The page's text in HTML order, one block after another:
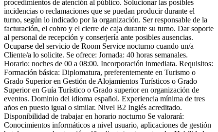
procedimientos de atención al público. Solucionar las posibles
incidencias o reclamaciones que se puedan producir durante el
turno, según lo indicado por la organización. Ser responsable de la
facturación, el cobro y el cierre de caja durante su turno. Dar soporte
al personal de recepción y conserjería ante posibles ausencias.
Ocuparse del servicio de Room Service nocturno cuando un/a
Cliente/a lo solicite. Se ofrece: Jornada: 40 horas semanales.
Horario: noches de 00 a 08:00. Incorporación inmediata. Requisitos:
Formación básica: Diplomatura, preferentemente en Turismo o
Grado Superior en Gestión de Alojamientos Turísticos o Grado
Superior en Guía Turístico o Grado superior en organización de
eventos. Dominio del idioma español. Experiencia mínima de tres
años en puesto igual o similar. Nivel B2 Inglés acreditado.
Disponibilidad de trabajar en horario nocturno Se valorará:
Conocimientos informáticos a nivel usuario, aplicaciones de gestión